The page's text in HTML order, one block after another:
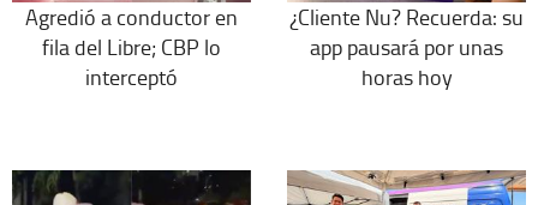
Agredió a conductor en
fila del Libre; CBP lo
interceptó
¿Cliente Nu? Recuerda: su
app pausará por unas
horas hoy